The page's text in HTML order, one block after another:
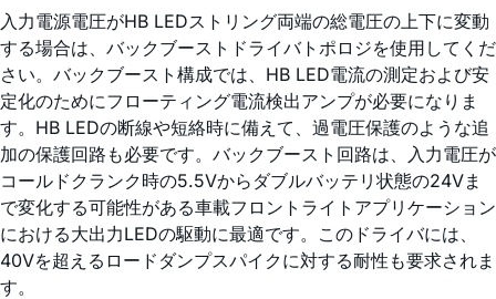
入力電源電圧がHB LEDストリング両端の総電圧の上下に変動
する場合は、バックブーストドライバトポロジを使用してくだ
さい。バックブースト構成では、HB LED電流の測定および安
定化のためにフローティング電流検出アンプが必要になりま
す。HB LEDの断線や短絡時に備えて、過電圧保護のような追
加の保護回路も必要です。バックブースト回路は、入力電圧が
コールドクランク時の5.5Vからダブルバッテリ状態の24Vま
で変化する可能性がある車載フロントライトアプリケーション
における大出力LEDの駆動に最適です。このドライバには、
40Vを超えるロードダンプスパイクに対する耐性も要求されま
す。